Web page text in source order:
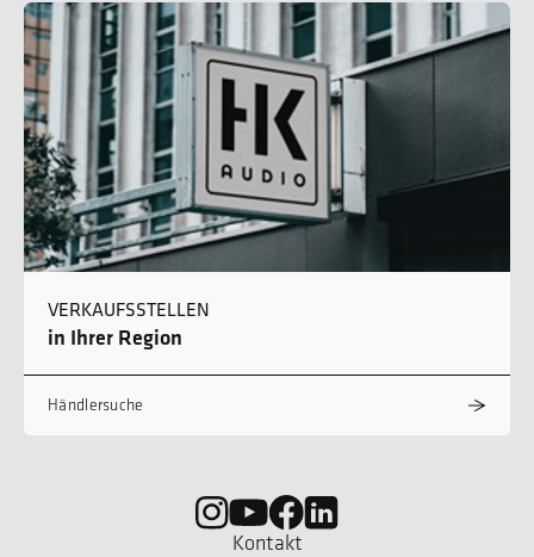
VERKAUFSSTELLEN
in Ihrer Region
Händlersuche
Kontakt